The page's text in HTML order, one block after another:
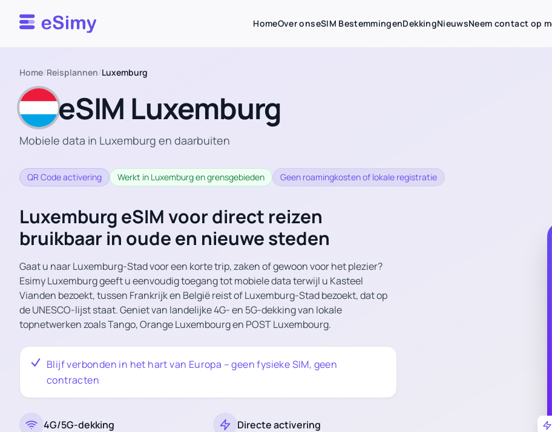
Esimy HomeOver onseSIM BestemmingenDekkingNieuwsNeem contact op
Home/Reisplannen/Luxemburg
eSIM Luxemburg
Mobiele data in Luxemburg en daarbuiten
QR Code activering Werkt in Luxemburg en grensgebieden Geen roamingkosten of lokale registratie
Luxemburg eSIM voor direct reizen
bruikbaar in oude en nieuwe steden
Gaat u naar Luxemburg-Stad voor een korte trip, zaken of gewoon voor het plezier?
Esimy Luxemburg geeft u eenvoudig toegang tot mobiele data terwijl u Kasteel
Vianden bezoekt, tussen Frankrijk en België reist of Luxemburg-Stad bezoekt, dat op
de UNESCO-lijst staat. Geniet van landelijke 4G- en 5G-dekking van lokale
topnetwerken zoals Tango, Orange Luxembourg en POST Luxembourg.
Blijf verbonden in het hart van Europa – geen fysieke SIM, geen
contracten
4G/5G-dekking Directe activering